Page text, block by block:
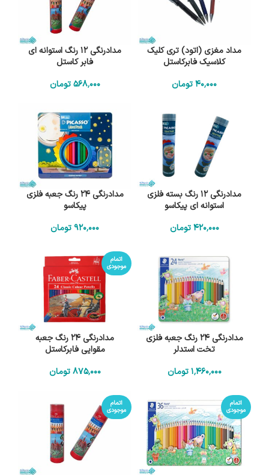
مداد مغزی (اتود) تری کلیک
کلاسیک فابرکاستل
40٬000تومان
مدادرنگی 12 رنگ استوانه ای
فابر کاستل
568٬000 تومان
مدادرنگی 12 رنگ بسته فلزی
استوانه ای پیکاسو
420٬000 تومان
مدادرنگی 24 رنگ جعبه فلزی
پیکاسو
920٬000تومان
مدادرنگی 24 رنگ جعبه فلزی
تخت استدلر
1٬460٬000 تومان
اتمام
موجودی
مدادرنگی 24 رنگ جعبه
مقوایی فابرکاستل
875٬000 تومان
اتمام
موجودی
اتمام
موجودی